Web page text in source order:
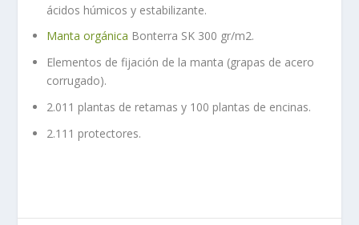
ácidos húmicos y estabilizante.
Manta orgánica Bonterra SK 300 gr/m2.
Elementos de fijación de la manta (grapas de acero
corrugado).
2.011 plantas de retamas y 100 plantas de encinas.
2.111 protectores.